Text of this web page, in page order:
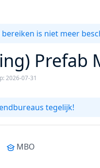
is niet meer
Prefab
2026-07-31
tegelijk!
MBO